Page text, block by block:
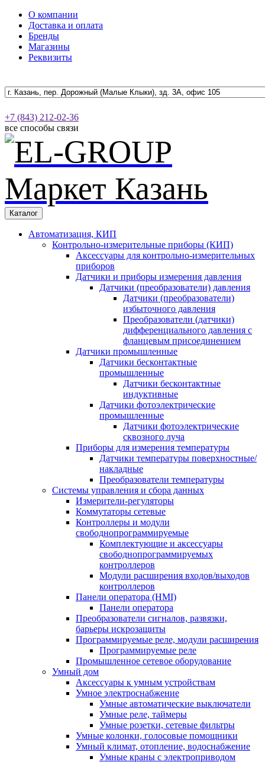
О компании
Доставка и оплата
Бренды
Магазины
Реквизиты
+7 (843) 212-02-36
все способы связи
Каталог
Автоматизация, КИП
Контрольно-измерительные приборы (КИП)
Аксессуары для контрольно-измерительных
приборов
Датчики и приборы измерения давления
Датчики (преобразователи) давления
Датчики (преобразователи)
избыточного давления
Преобразователи (датчики)
дифференциального давления с
фланцевым присоединением
Датчики промышленные
Датчики бесконтактные
промышленные
Датчики бесконтактные
индуктивные
Датчики фотоэлектрические
промышленные
Датчики фотоэлектрические
сквозного луча
Приборы для измерения температуры
Датчики температуры поверхностные/
накладные
Преобразователи температуры
Системы управления и сбора данных
Измерители-регуляторы
Коммутаторы сетевые
Контроллеры и модули
свободнопрограммируемые
Комплектующие и аксессуары
свободнопрограммируемых
контроллеров
Модули расширения входов/выходов
контроллеров
Панели оператора (HMI)
Панели оператора
Преобразователи сигналов, развязки,
барьеры искрозащиты
Программируемые реле, модули расширения
Программируемые реле
Промышленное сетевое оборудование
Умный дом
Аксессуары к умным устройствам
Умное электроснабжение
Умные автоматические выключатели
Умные реле, таймеры
Умные розетки, сетевые фильтры
Умные колонки, голосовые помощники
Умный климат, отопление, водоснабжение
Умные краны с электроприводом